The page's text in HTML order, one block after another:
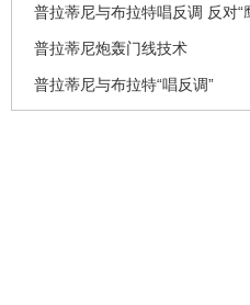
普拉蒂尼与布拉特唱反调 反对“
普拉蒂尼炮轰门线技术
普拉蒂尼与布拉特“唱反调”